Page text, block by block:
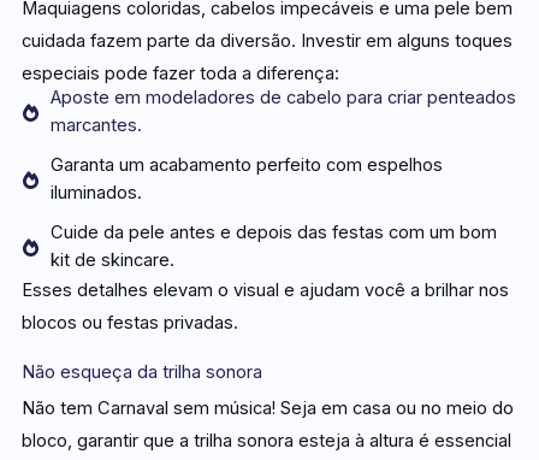
Maquiagens coloridas, cabelos impecáveis e uma pele bem
cuidada fazem parte da diversão. Investir em alguns toques
especiais pode fazer toda a diferença:
Aposte em modeladores de cabelo para criar penteados
marcantes.
Garanta um acabamento perfeito com espelhos
iluminados.
Cuide da pele antes e depois das festas com um bom
kit de skincare.
Esses detalhes elevam o visual e ajudam você a brilhar nos
blocos ou festas privadas.
Não esqueça da trilha sonora
Não tem Carnaval sem música! Seja em casa ou no meio do
bloco, garantir que a trilha sonora esteja à altura é essencial